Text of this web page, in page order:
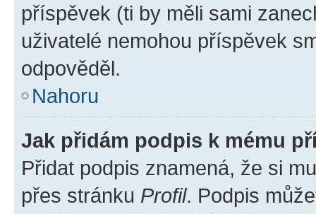
příspěvek (ti by měli sami
uživatelé nemohou příspěvek
odpověděl.
Nahoru
Jak přidám podpis k mému
Přidat podpis znamená, že si
přes stránku Profil. Podpis